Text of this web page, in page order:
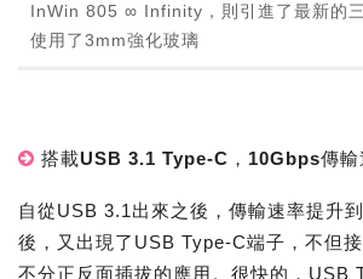
InWin 805 ∞ Infinity，則引進了最新的
使用了3mm強化玻璃
搭載USB 3.1 Type-C，10Gbps傳輸
自從USB 3.1出來之後，傳輸速率提升
後，又出現了USB Type-C端子，不但
不分正反面插拔的應用。很快的，USB